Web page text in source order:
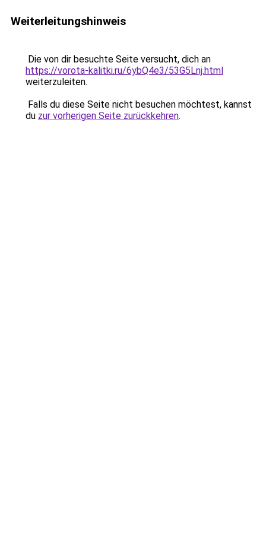
Weiterleitungshinweis
Die von dir besuchte Seite versucht, dich an
https://vorota-kalitki.ru/6ybQ4e3/53G5Lnj.html
weiterzuleiten.
Falls du diese Seite nicht besuchen möchtest, kannst
du zur vorherigen Seite zurückkehren.